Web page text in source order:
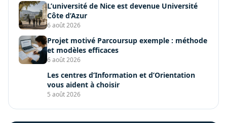
L’université de Nice est devenue Université
Côte d’Azur
6 août 2026
Projet motivé Parcoursup exemple : méthode
et modèles efficaces
6 août 2026
Les centres d’Information et d’Orientation
vous aident à choisir
5 août 2026